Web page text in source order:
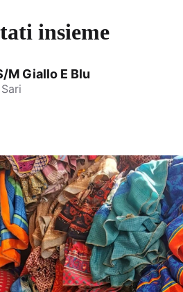
insieme
M Giallo E Blu